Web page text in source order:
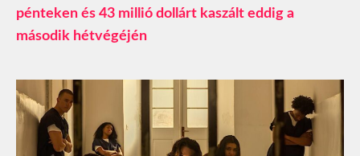
pénteken és 43 millió dollárt kaszált eddig a
második hétvégéjén